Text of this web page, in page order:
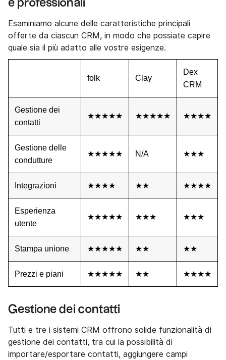
e professionali
Esaminiamo alcune delle caratteristiche principali
offerte da ciascun CRM, in modo che possiate capire
quale sia il più adatto alle vostre esigenze.
folk Clay
Dex
CRM
Gestione dei
contatti
★★★★★ ★★★★★ ★★★★
Gestione delle
condutture
★★★★★ N/A ★★★
Integrazioni ★★★★ ★★ ★★★★
Esperienza
utente
★★★★★ ★★★ ★★★
Stampa unione ★★★★★ ★★ ★★
Prezzi e piani ★★★★★ ★★ ★★★★
Gestione dei contatti
Tutti e tre i sistemi CRM offrono solide funzionalità di
gestione dei contatti, tra cui la possibilità di
importare/esportare contatti, aggiungere campi